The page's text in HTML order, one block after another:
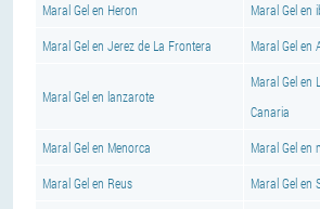
Maral Gel en Heron Maral Gel en
Maral Gel en Jerez de La Frontera Maral Gel en
Maral Gel en lanzarote
Maral Gel en
Canaria
Maral Gel en Menorca Maral Gel en
Maral Gel en Reus Maral Gel en